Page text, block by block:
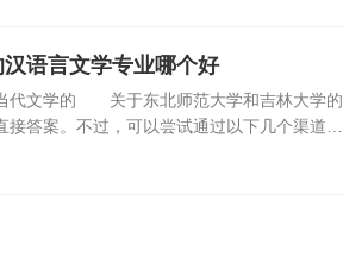
语言文学专业哪个好
代文学的 关于东北师范大学和吉林大学的
答案。不过，可以尝试通过以下几个渠道获
可能会发布关于研究生入学考试的相关信